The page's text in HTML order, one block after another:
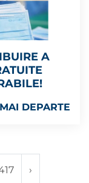
A
MAI DEPARTE
›